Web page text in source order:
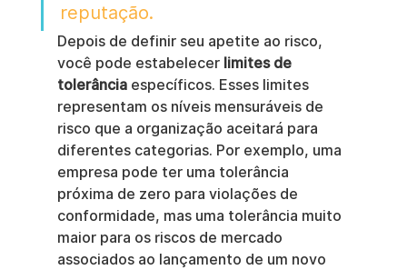
reputação.
Depois de definir seu apetite ao risco,
você pode estabelecer limites de
tolerância específicos. Esses limites
representam os níveis mensuráveis de
risco que a organização aceitará para
diferentes categorias. Por exemplo, uma
empresa pode ter uma tolerância
próxima de zero para violações de
conformidade, mas uma tolerância muito
maior para os riscos de mercado
associados ao lançamento de um novo